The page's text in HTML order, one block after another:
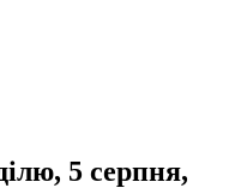
5 серпня,